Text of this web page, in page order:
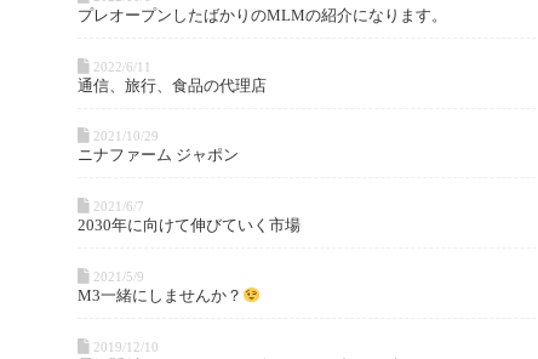
プレオープンしたばかりのMLMの紹介になります。
2022/6/11
通信、旅行、食品の代理店
2021/10/29
ニナファーム ジャポン
2021/6/7
2030年に向けて伸びていく市場
2021/5/9
M3一緒にしませんか？
2019/12/10